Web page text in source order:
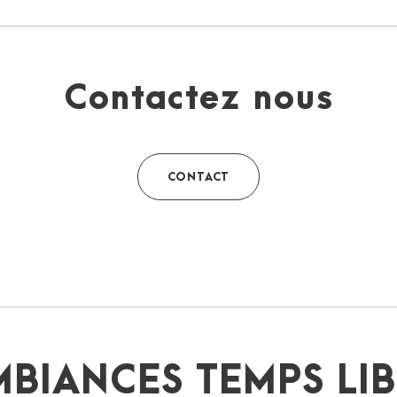
Contactez nous
CONTACT
TEMPS